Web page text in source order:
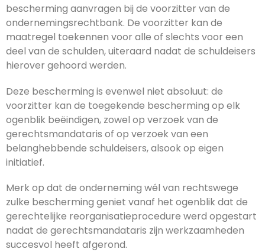
bescherming aanvragen bij de voorzitter van de
ondernemingsrechtbank. De voorzitter kan de
maatregel toekennen voor alle of slechts voor een
deel van de schulden, uiteraard nadat de schuldeisers
hierover gehoord werden.
Deze bescherming is evenwel niet absoluut: de
voorzitter kan de toegekende bescherming op elk
ogenblik beëindigen, zowel op verzoek van de
gerechtsmandataris of op verzoek van een
belanghebbende schuldeisers, alsook op eigen
initiatief.
Merk op dat de onderneming wél van rechtswege
zulke bescherming geniet vanaf het ogenblik dat de
gerechtelijke reorganisatieprocedure werd opgestart
nadat de gerechtsmandataris zijn werkzaamheden
succesvol heeft afgerond.